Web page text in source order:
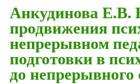
Анкудинова Е.В.
продвижения
непрерывном
подготовки в
до непрерывного